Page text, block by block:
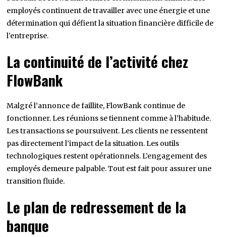
employés continuent de travailler avec une énergie et une
détermination qui défient la situation financière difficile de
l’entreprise.
La continuité de l’activité chez
FlowBank
Malgré l’annonce de faillite, FlowBank continue de
fonctionner. Les réunions se tiennent comme à l’habitude.
Les transactions se poursuivent. Les clients ne ressentent
pas directement l’impact de la situation. Les outils
technologiques restent opérationnels. L’engagement des
employés demeure palpable. Tout est fait pour assurer une
transition fluide.
Le plan de redressement de la
banque